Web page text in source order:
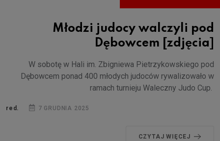
Młodzi judocy walczyli pod
Dębowcem [zdjęcia]
W sobotę w Hali im. Zbigniewa Pietrzykowskiego pod
Dębowcem ponad 400 młodych judoców rywalizowało w
ramach turnieju Waleczny Judo Cup.
red. 7 GRUDNIA 2025
CZYTAJ WIĘCEJ